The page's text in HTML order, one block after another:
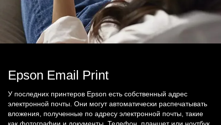
Epson Email Print
У последних принтеров Epson есть собственный адрес
электронной почты. Они могут автоматически распечатывать
вложения, полученные по адресу электронной почты, такие